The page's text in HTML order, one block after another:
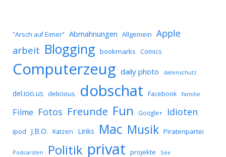
"Arsch auf Eimer" Abmahnungen Allgemein Apple
arbeit Blogging bookmarks Comics
Computerzeug daily photo datenschutz
del.icio.us delicious dobschat Facebook familie
Filme Fotos Freunde Fun Google+ Idioten
ipod J.B.O. Katzen Links Mac Musik Piratenpartei
Podcarsten Politik privat projekte Sex